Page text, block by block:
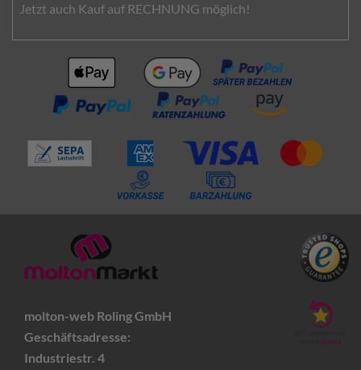
Jetzt auch Kauf auf RECHNUNG möglich!
molton-web Roling GmbH
Geschäftsadresse:
Industriestr. 4